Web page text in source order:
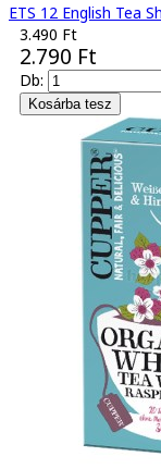
ETS 12 English Tea
3.490 Ft
2.790 Ft
Db: